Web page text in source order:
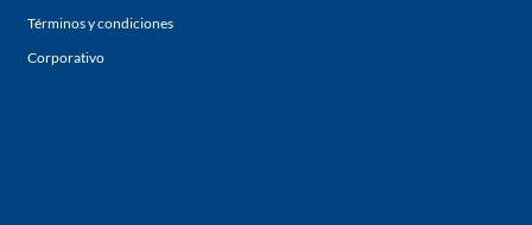
Términos y condiciones
Corporativo